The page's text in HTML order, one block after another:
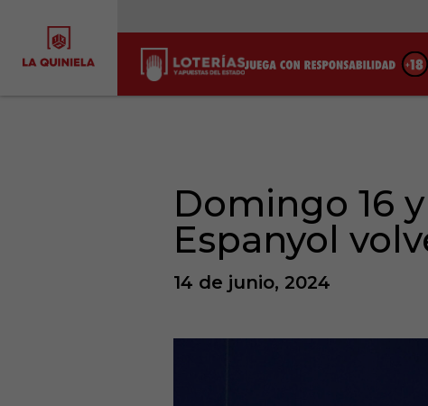
Domingo 16
Espanyol
14 de junio, 2024